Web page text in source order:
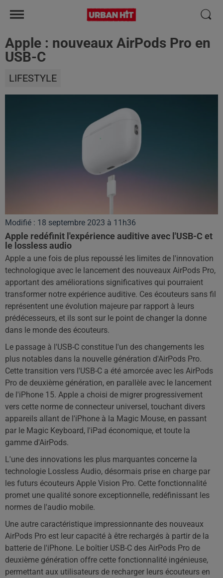
Apple : nouveaux AirPods Pro en
USB-C
LIFESTYLE
Modifié : 18 septembre 2023 à 11h36
Apple redéfinit l'expérience auditive avec l'USB-C et
le lossless audio
Apple a une fois de plus repoussé les limites de l'innovation
technologique avec le lancement des nouveaux AirPods Pro,
apportant des améliorations significatives qui pourraient
transformer notre expérience auditive. Ces écouteurs sans fil
représentent une évolution majeure par rapport à leurs
prédécesseurs, et ils sont sur le point de changer la donne
dans le monde des écouteurs.
Le passage à l'USB-C constitue l'un des changements les
plus notables dans la nouvelle génération d'AirPods Pro.
Cette transition vers l'USB-C a été amorcée avec les AirPods
Pro de deuxième génération, en parallèle avec le lancement
de l'iPhone 15. Apple a choisi de migrer progressivement
vers cette norme de connecteur universel, touchant divers
appareils allant de l'iPhone à la Magic Mouse, en passant
par le Magic Keyboard, l'iPad économique, et toute la
gamme d'AirPods.
L'une des innovations les plus marquantes concerne la
technologie Lossless Audio, désormais prise en charge par
les futurs écouteurs Apple Vision Pro. Cette fonctionnalité
promet une qualité sonore exceptionnelle, redéfinissant les
normes de l'audio mobile.
Une autre caractéristique impressionnante des nouveaux
AirPods Pro est leur capacité à être rechargés à partir de la
batterie de l'iPhone. Le boîtier USB-C des AirPods Pro de
deuxième génération offre cette fonctionnalité ingénieuse,
permettant aux utilisateurs de recharger leurs écouteurs en